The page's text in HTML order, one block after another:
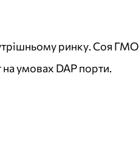
ринку. Соя ГМО
умовах DAP порти.